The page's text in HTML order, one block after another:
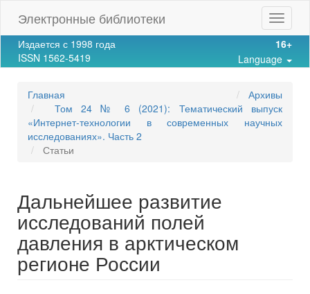
Navigation
Main
Content
Sidebar
Toggle
Электронные библиотеки
Издается с 1998 года
ISSN 1562-5419
16+
Language
Главная
Архивы
Том 24 № 6 (2021): Тематический выпуск
«Интернет-технологии в современных научных
исследованиях». Часть 2
Статьи
Дальнейшее развитие
исследований полей
давления в арктическом
регионе России